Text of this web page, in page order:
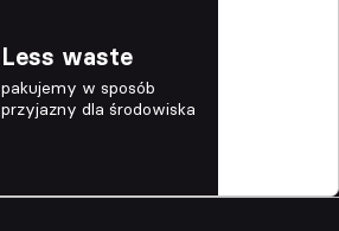
Less waste
pakujemy w sposób
przyjazny dla środowiska